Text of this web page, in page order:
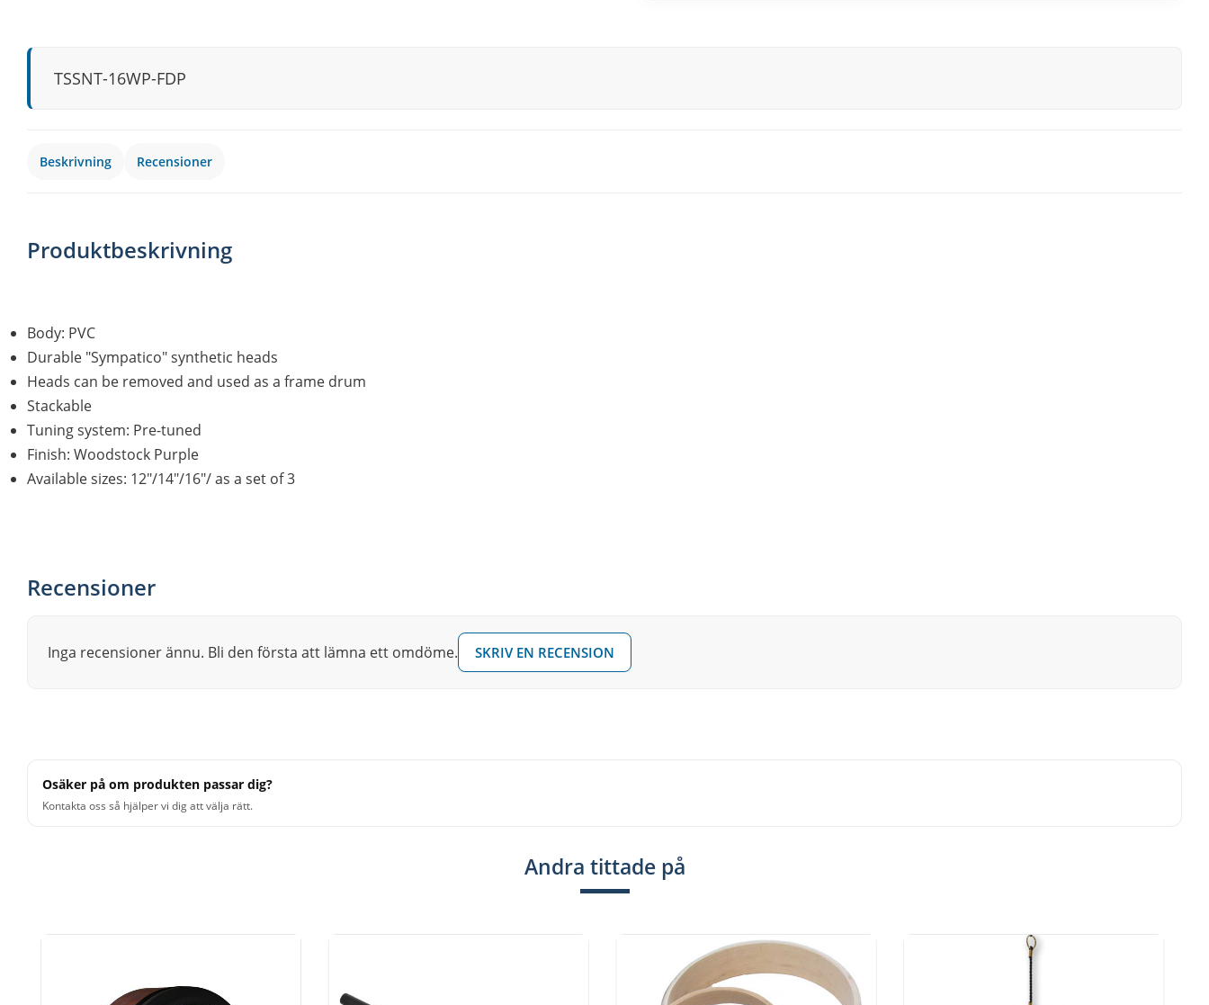
TSSNT-16WP-FDP
Beskrivning Recensioner
Produktbeskrivning
Body: PVC
Durable "Sympatico" synthetic heads
Heads can be removed and used as a frame drum
Stackable
Tuning system: Pre-tuned
Finish: Woodstock Purple
Available sizes: 12"/14"/16"/ as a set of 3
Recensioner
Inga recensioner ännu. Bli den första att lämna ett omdöme. SKRIV EN RECENSION
Osäker på om produkten passar dig?
Kontakta oss så hjälper vi dig att välja rätt.
Andra tittade på